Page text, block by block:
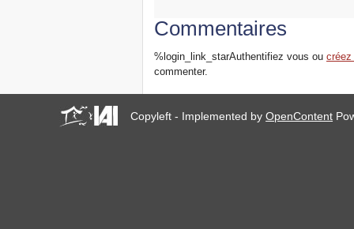
Commentaires
%login_link_starAuthentifiez vous oucréez
commenter.
Copyleft - Implemented byOpenContent